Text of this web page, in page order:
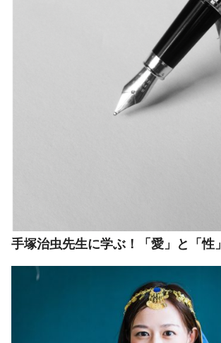
手塚治虫先生に学ぶ！「愛」と「性」